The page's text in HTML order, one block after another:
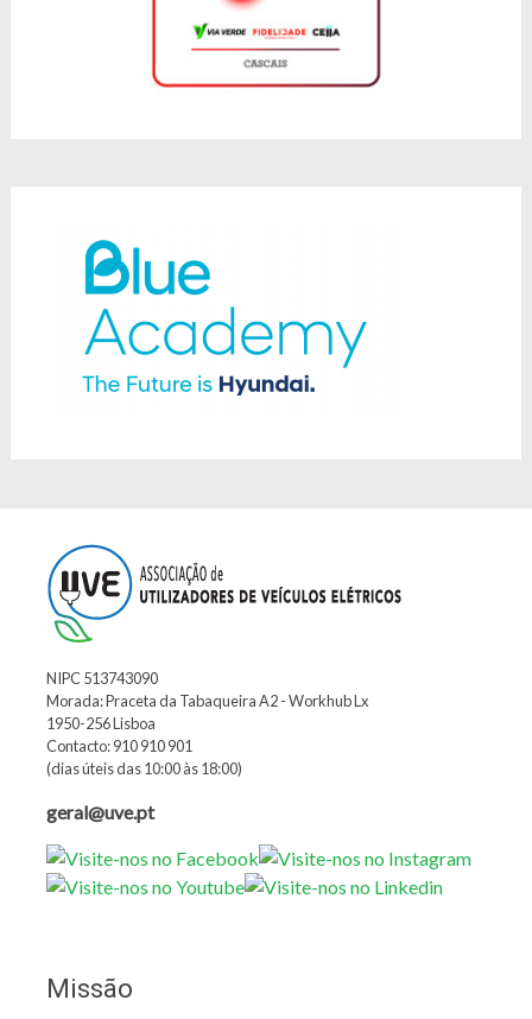
NIPC 513743090
Morada: Praceta da Tabaqueira A2 - Workhub Lx
1950-256 Lisboa
Contacto: 910 910 901
(dias úteis das 10:00 às 18:00)
geral@uve.pt
Missão